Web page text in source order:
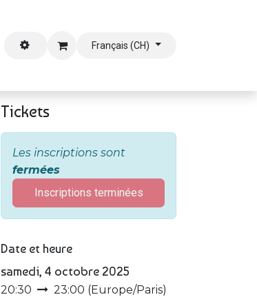
Français (CH)
Tickets
Les inscriptions sont
fermées
Inscriptions terminées
Date et heure
samedi, 4 octobre 2025
20:30 23:00 (Europe/Paris)